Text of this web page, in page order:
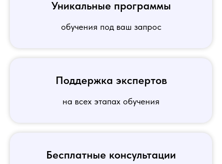
Уникальные программы
обучения под ваш запрос
Поддержка экспертов
на всех этапах обучения
Бесплатные консультации